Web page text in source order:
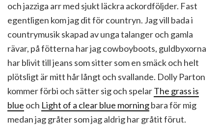
och jazziga arr med sjukt läckra ackordföljder. Fast
egentligen kom jag dit för countryn. Jag vill bada i
countrymusik skapad av unga talanger och gamla
rävar, på fötterna har jag cowboyboots, guldbyxorna
har blivit till jeans som sitter som en smäck och helt
plötsligt är mitt hår långt och svallande. Dolly Parton
kommer förbi och sätter sig och spelarThe grass is
blue och Light of a clear blue morningbara för mig
medan jag gråter som jag aldrig har gråtit förut.